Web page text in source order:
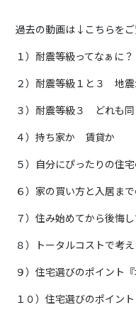
過去の動画は↓こちらをご
１） 耐震等級ってなぁに ？
２） 耐震等級１と３ 地震
３） 耐震等級３ どれも同
４） 持ち家か 賃貸か
５） 自分にぴったりの住
６） 家の買い方と入居ま
７） 住み始めてから後悔
８） トータルコストで考
９） 住宅選びのポイント『
１０） 住宅選びのポイント